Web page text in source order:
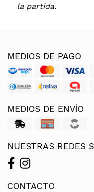
la partida.
MEDIOS DE PAGO
MEDIOS DE ENVÍO
NUESTRAS REDES
CONTACTO